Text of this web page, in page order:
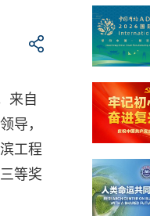
来自
导，
工程
等奖